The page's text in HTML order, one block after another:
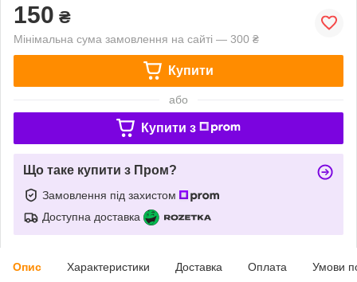
150 ₴
Мінімальна сума замовлення на сайті — 300 ₴
Купити
або
Купити з
Що таке купити з Пром?
Замовлення під захистом
Доступна доставка
Опис Характеристики Доставка Оплата Умови